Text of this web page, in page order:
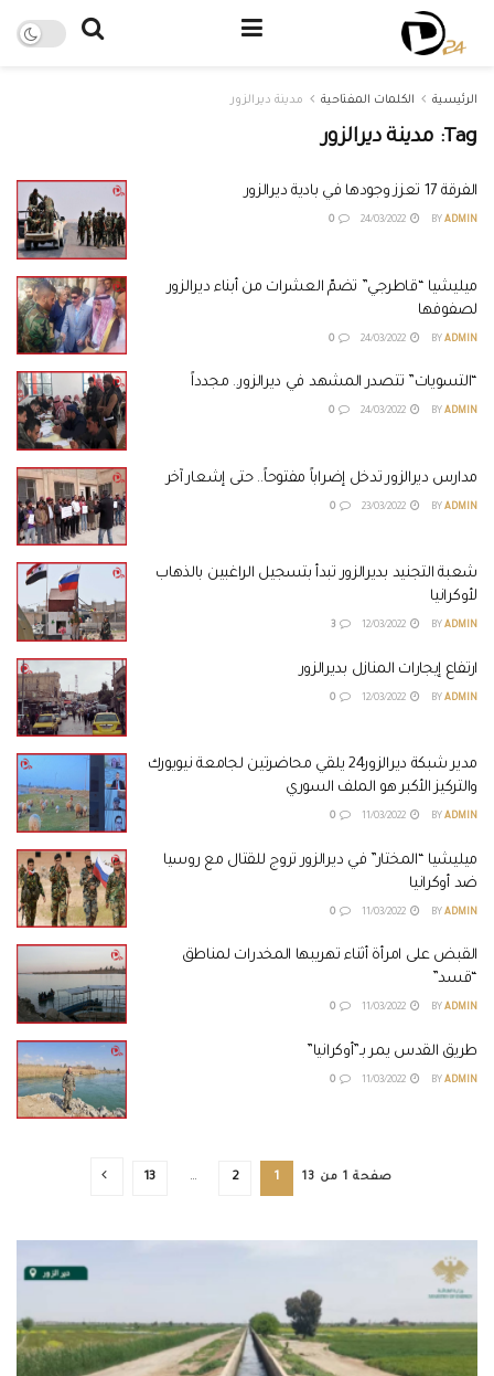
الرئيسية الكلمات المفتاحية مدينة ديرالزور
Tag: مدينة ديرالزور
الفرقة 17 تعزز وجودها في بادية ديرالزور
BY ADMIN
ميليشيا “قاطرجي” تضمّ العشرات من أبناء ديرالزور
لصفوفها
BY ADMIN
“التسويات” تتصدر المشهد في ديرالزور.. مجدداً
BY ADMIN
مدارس ديرالزور تدخل إضراباً مفتوحاً.. حتى إشعار آخر
BY ADMIN
شعبة التجنيد بديرالزور تبدأ بتسجيل الراغبين بالذهاب
لأوكرانيا
BY ADMIN
ارتفاع إيجارات المنازل بديرالزور
BY ADMIN
مدير شبكة ديرالزور24 يلقي محاضرتين لجامعة نيويورك
والتركيز الأكبر هو الملف السوري
BY ADMIN
ميليشيا “المختار” في ديرالزور تروج للقتال مع روسيا
ضد أوكرانيا
BY ADMIN
القبض على امرأة أثناء تهريبها المخدرات لمناطق
“قسد”
BY ADMIN
طريق القدس يمر بـ”أوكرانيا”
BY ADMIN
صفحة 1 من 13 1
2
…
13